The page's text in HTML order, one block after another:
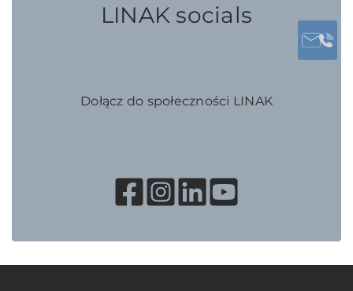
LINAK socials
Dołącz do społeczności LINAK